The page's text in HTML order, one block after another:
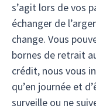
s’agit lors de vos
échanger de
change. Vous
bornes de retrait
crédit, nous vous
qu’en journée et
surveille ou ne